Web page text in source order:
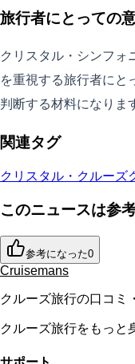
旅行者にとっての
クリスタル・シンフォ
を重視する旅行者にと
判断する材料になりま
関連タグ
クリスタル・クルーズ
このニュースは参
参考になった0
Cruisemans
クルーズ旅行の口コミ
クルーズ旅行をもっと